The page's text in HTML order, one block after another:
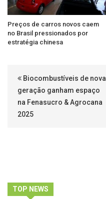
Preços de carros novos caem
no Brasil pressionados por
estratégia chinesa
Biocombustíveis de nova
geração ganham espaço
na Fenasucro & Agrocana
2025
TOP NEWS